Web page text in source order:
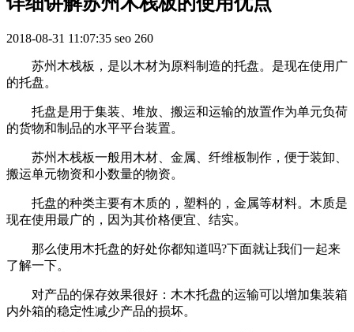
2018-08-31 11:07:35 seo 260
苏州木栈板，是以木材为原料制造的托盘。是现在使用广
的托盘。
托盘是用于集装、堆放、搬运和运输的放置作为单元负荷
的货物和制品的水平平台装置。
苏州木栈板一般用木材、金属、纤维板制作，便于装卸、
搬运单元物资和小数量的物资。
托盘的种类主要有木质的，塑料的，金属等材料。木质是
现在使用最广的，因为其价格便宜、结实。
那么使用木托盘的好处你都知道吗?下面就让我们一起来
了解一下。
对产品的保存效果很好：木木托盘的运输可以增加集装箱
内外箱的稳定性减少产品的损坏。